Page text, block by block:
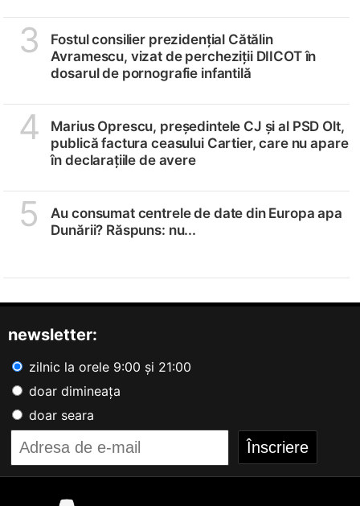
3
Fostul consilier prezidențial Cătălin
Avramescu, vizat de percheziții DIICOT în
dosarul de pornografie infantilă
4
Marius Oprescu, președintele CJ și al PSD Olt,
publică factura ceasului Cartier, care nu apare
în declarațiile de avere
5
Au consumat centrele de date din Europa apa
Dunării? Răspuns: nu...
newsletter:
zilnic la orele 9:00 și 21:00
doar dimineața
doar seara